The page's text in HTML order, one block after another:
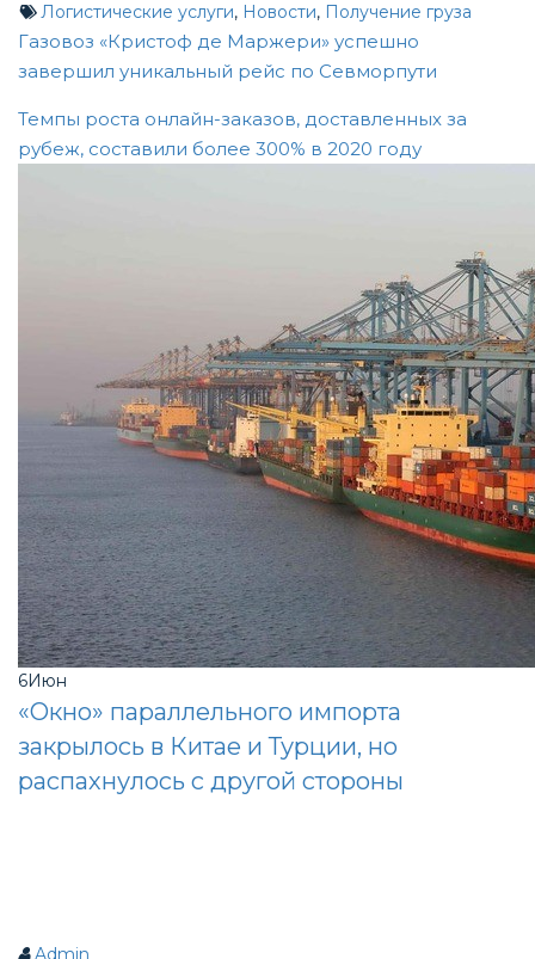
Логистические услуги, Новости, Получение груза
Post
navigation
Газовоз «Кристоф де Маржери» успешно
завершил уникальный рейс по Севморпути
Темпы роста онлайн-заказов, доставленных за
рубеж, составили более 300% в 2020 году
6Июн
«Окно» параллельного импорта
закрылось в Китае и Турции, но
распахнулось с другой стороны
Admin